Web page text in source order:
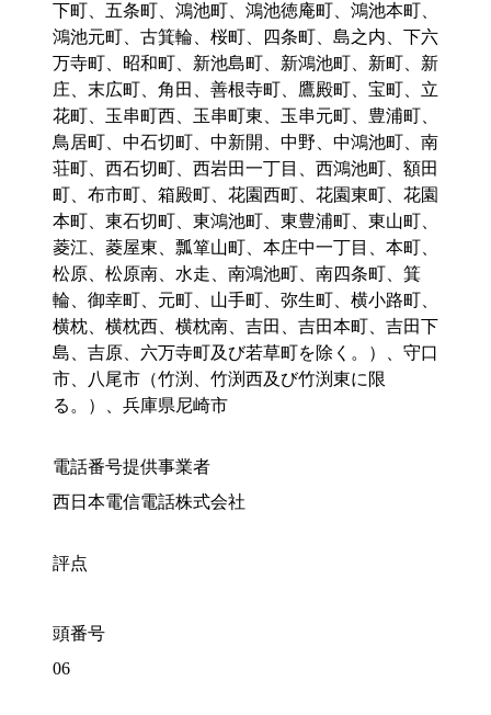
下町、五条町、鴻池町、鴻池徳庵町、鴻池本町、
鴻池元町、古箕輪、桜町、四条町、島之内、下六
万寺町、昭和町、新池島町、新鴻池町、新町、新
庄、末広町、角田、善根寺町、鷹殿町、宝町、立
花町、玉串町西、玉串町東、玉串元町、豊浦町、
鳥居町、中石切町、中新開、中野、中鴻池町、南
荘町、西石切町、西岩田一丁目、西鴻池町、額田
町、布市町、箱殿町、花園西町、花園東町、花園
本町、東石切町、東鴻池町、東豊浦町、東山町、
菱江、菱屋東、瓢箪山町、本庄中一丁目、本町、
松原、松原南、水走、南鴻池町、南四条町、箕
輪、御幸町、元町、山手町、弥生町、横小路町、
横枕、横枕西、横枕南、吉田、吉田本町、吉田下
島、吉原、六万寺町及び若草町を除く。）、守口
市、八尾市（竹渕、竹渕西及び竹渕東に限
る。）、兵庫県尼崎市
電話番号提供事業者
西日本電信電話株式会社
評点
頭番号
06